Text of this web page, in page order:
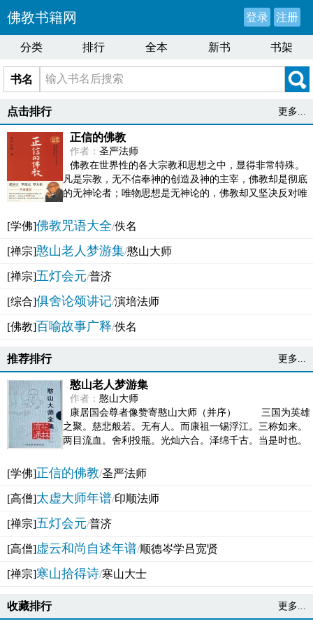
佛教书籍网 登录 注册
分类 排行 全本 新书 书架
书名
点击排行 更多...
正信的佛教
作者： 圣严法师
佛教在世界性的各大宗教和思想之中，显得非常特殊。
凡是宗教，无不信奉神的创造及神的主宰，佛教却是彻底
的无神论者；唯物思想是无神论的，佛教却又坚决反对唯
[学佛]佛教咒语大全/佚名
[禅宗]憨山老人梦游集/憨山大师
[禅宗]五灯会元/普济
[综合]俱舍论颂讲记/演培法师
[佛教]百喻故事广释/佚名
推荐排行 更多...
憨山老人梦游集
作者： 憨山大师
康居国会尊者像赞寄憨山大师（并序） 三国为英雄
之聚。慈悲般若。无有人。而康祖一锡浮江。三称如来。
两目流血。舍利投瓶。光灿六合。泽绵千古。当是时也。
[学佛]正信的佛教/圣严法师
[高僧]太虚大师年谱/印顺法师
[禅宗]五灯会元/普济
[高僧]虚云和尚自述年谱/顺德岑学吕宽贤
[禅宗]寒山拾得诗/寒山大士
收藏排行 更多...